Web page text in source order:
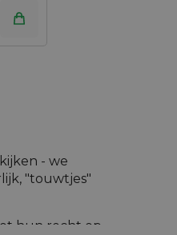
- we
"touwtjes"
hun recht op